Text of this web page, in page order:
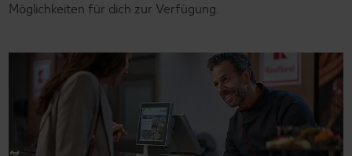
Möglichkeiten für dich zur Verfügung.